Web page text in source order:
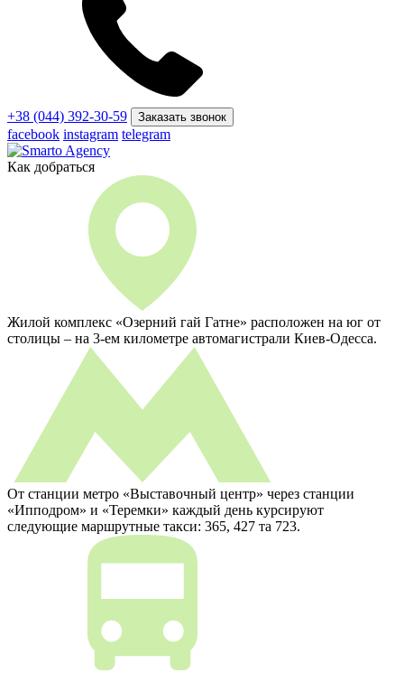
+38 (044) 392-30-59 Заказать звонок
facebook instagram telegram
Как добраться
Жилой комплекс «Озерний гай Гатне» расположен на юг от
столицы – на 3-ем километре автомагистрали Киев-Одесса.
От станции метро «Выставочный центр» через станции
«Ипподром» и «Теремки» каждый день курсируют
следующие маршрутные такси: 365, 427 та 723.